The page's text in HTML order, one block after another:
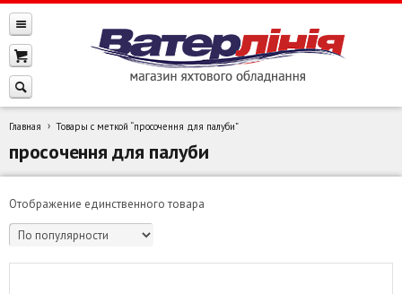
Главная Товары с меткой “просочення для палуби”
просочення для палуби
Отображение единственного товара